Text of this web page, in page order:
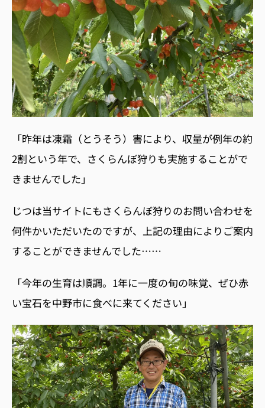
「昨年は凍霜（とうそう）害により、収量が例年の約
2割という年で、さくらんぼ狩りも実施することがで
きませんでした」
じつは当サイトにもさくらんぼ狩りのお問い合わせを
何件かいただいたのですが、上記の理由によりご案内
することができませんでした……
「今年の生育は順調。1年に一度の旬の味覚、ぜひ赤
い宝石を中野市に食べに来てください」